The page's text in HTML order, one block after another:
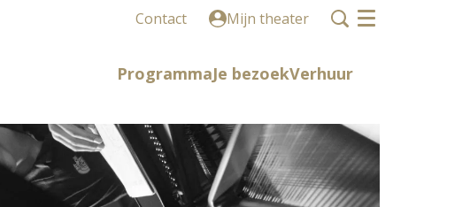
Contact Mijn theater
ProgrammaJe bezoekVerhuur
Menu